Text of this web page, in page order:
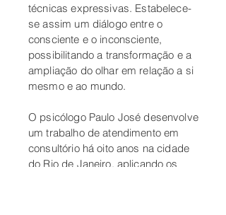
técnicas expressivas. Estabelece-
se assim um diálogo entre o
consciente e o inconsciente,
possibilitando a transformação e a
ampliação do olhar em relação a si
mesmo e ao mundo.
O psicólogo Paulo José desenvolve
um trabalho de atendimento em
consultório há oito anos na cidade
do Rio de Janeiro, aplicando os